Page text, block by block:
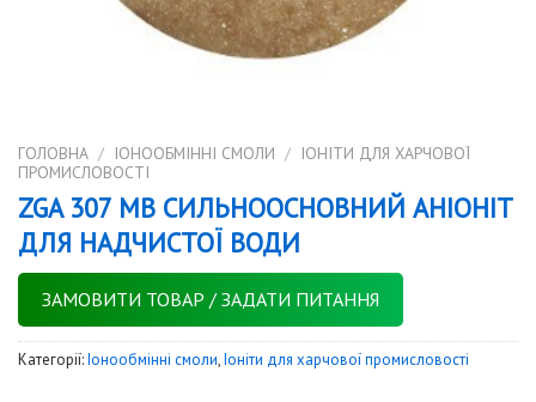
ГОЛОВНА / IОНООБМІННІ СМОЛИ / ІОНІТИ ДЛЯ ХАРЧОВОЇ
ПРОМИСЛОВОСТІ
ZGA 307 MB СИЛЬНООСНОВНИЙ АНІОНІТ
ДЛЯ НАДЧИСТОЇ ВОДИ
ЗАМОВИТИ ТОВАР / ЗАДАТИ ПИТАННЯ
Категорії:Iонообмінні смоли,Іоніти для харчової промисловості